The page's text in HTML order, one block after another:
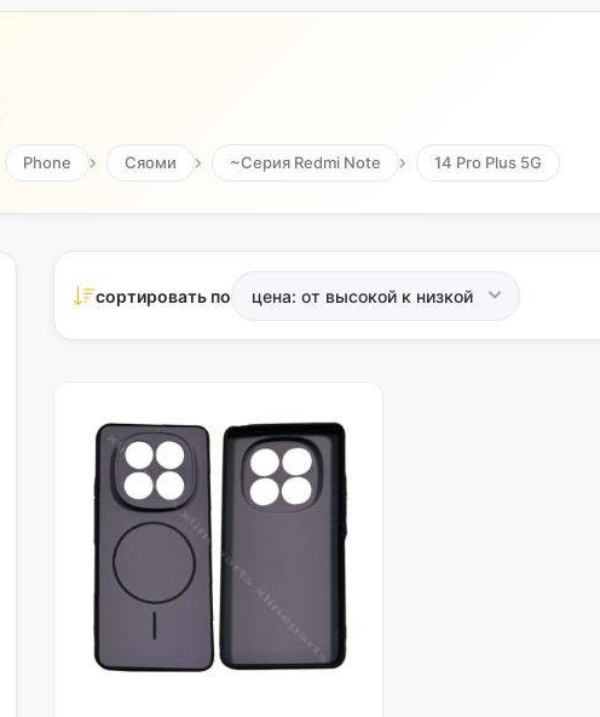
Phone Сяоми ~Серия Redmi Note 14 Pro Plus 5G
сортировать по